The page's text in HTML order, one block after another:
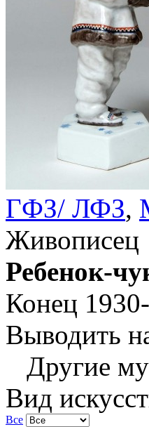
ГФЗ/ ЛФЗ,
Живописец
Ребенок-
Конец
Выводить
Другие
Вид
Все